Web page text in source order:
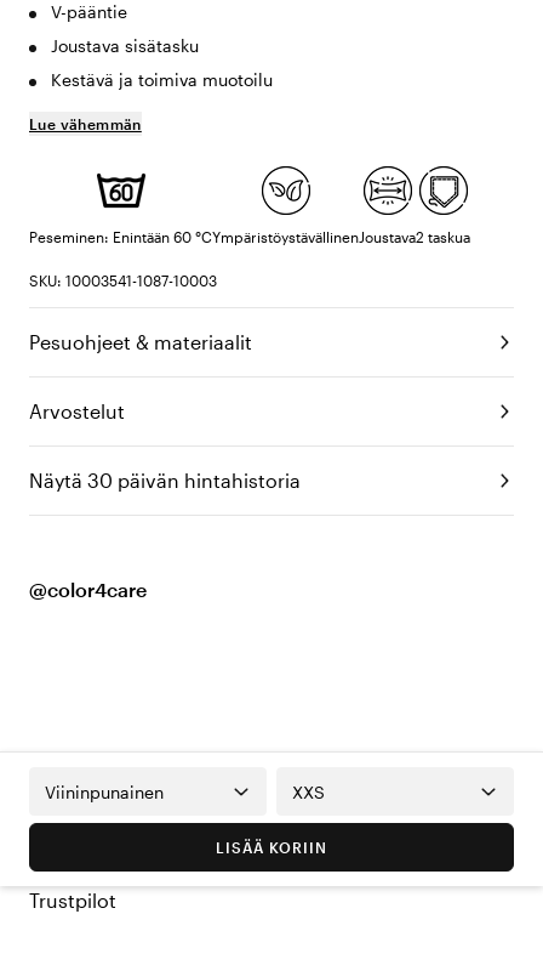
V-pääntie
Joustava sisätasku
Kestävä ja toimiva muotoilu
Lue vähemmän
Peseminen: Enintään 60 °CYmpäristöystävällinenJoustava2 taskua
SKU: 10003541-1087-10003
Pesuohjeet & materiaalit
Arvostelut
Näytä 30 päivän hintahistoria
@color4care
Viininpunainen XXS
LISÄÄ KORIIN
Trustpilot